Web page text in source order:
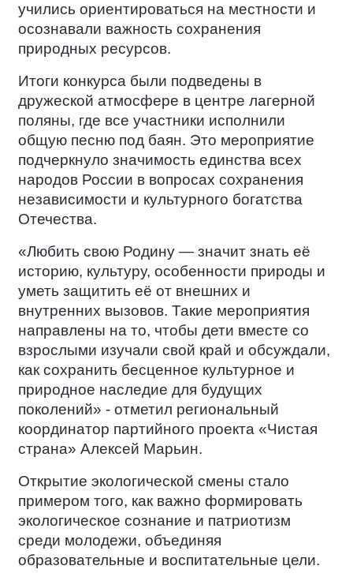
учились ориентироваться на местности и
осознавали важность сохранения
природных ресурсов.
Итоги конкурса были подведены в
дружеской атмосфере в центре лагерной
поляны, где все участники исполнили
общую песню под баян. Это мероприятие
подчеркнуло значимость единства всех
народов России в вопросах сохранения
независимости и культурного богатства
Отечества.
«Любить свою Родину — значит знать её
историю, культуру, особенности природы и
уметь защитить её от внешних и
внутренних вызовов. Такие мероприятия
направлены на то, чтобы дети вместе со
взрослыми изучали свой край и обсуждали,
как сохранить бесценное культурное и
природное наследие для будущих
поколений» - отметил региональный
координатор партийного проекта «Чистая
страна» Алексей Марьин.
Открытие экологической смены стало
примером того, как важно формировать
экологическое сознание и патриотизм
среди молодежи, объединяя
образовательные и воспитательные цели.